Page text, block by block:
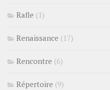
Rafle (1)
Renaissance (17)
Rencontre (6)
Répertoire (9)